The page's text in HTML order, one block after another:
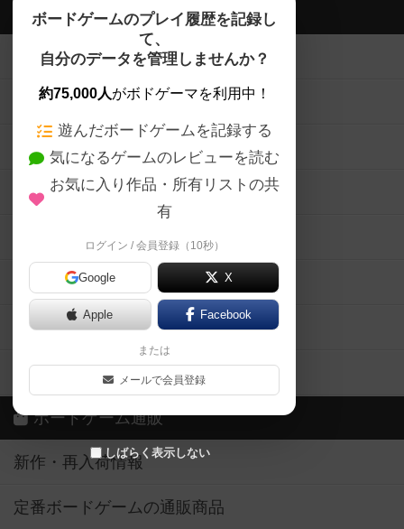
ボードゲームのプレイ履歴を記録し
て、
自分のデータを管理しませんか？
約75,000人がボドゲーマを利用中！
遊んだボードゲームを記録する
気になるゲームのレビューを読む
お気に入り作品・所有リストの共
有
ログイン / 会員登録（10秒）
Google X
Apple Facebook
または
メールで会員登録
しばらく表示しない
ボドゲーマTOP
ボードゲームを検索する
ボードゲームの新着レビュー
ボードゲーム会情報
メカニクス特集
掲示板・トピックス
ボドとも・会員一覧
ボードゲーム業界コラム
ボドゲーマご利用案内
ボードゲーム通販
新作・再入荷情報
定番ボードゲームの通販商品